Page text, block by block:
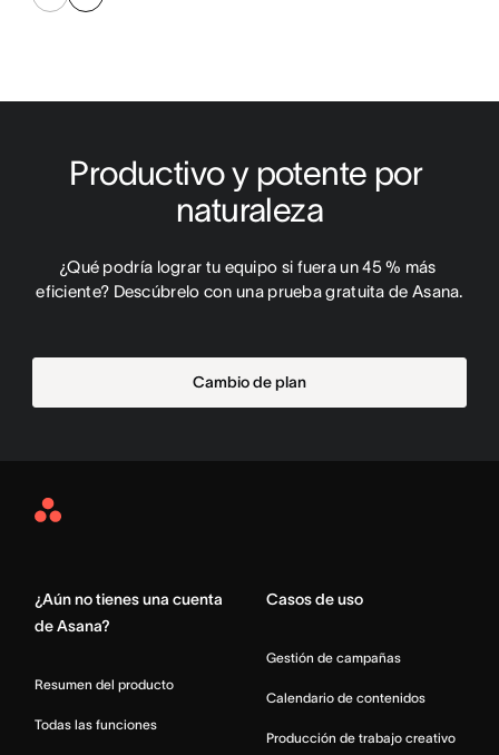
Productivo y potente por
naturaleza
¿Qué podría lograr tu equipo si fuera un 45 % más
eficiente? Descúbrelo con una prueba gratuita de Asana.
Cambio de plan
Asana
¿Aún no tienes una cuenta
de Asana?
Resumen del producto
Todas las funciones
Casos de uso
Gestión de campañas
Calendario de contenidos
Producción de trabajo creativo